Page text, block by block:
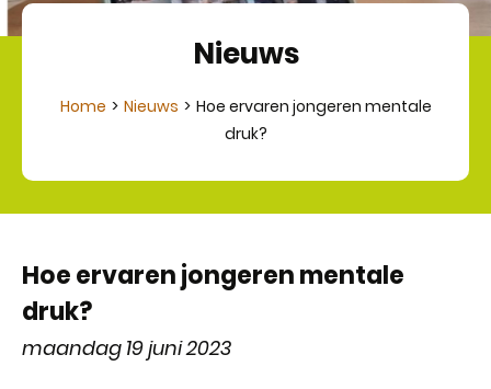
Nieuws
Home Nieuws
Hoe ervaren jongeren mentale
druk?
Hoe ervaren jongeren mentale
druk?
maandag 19 juni 2023